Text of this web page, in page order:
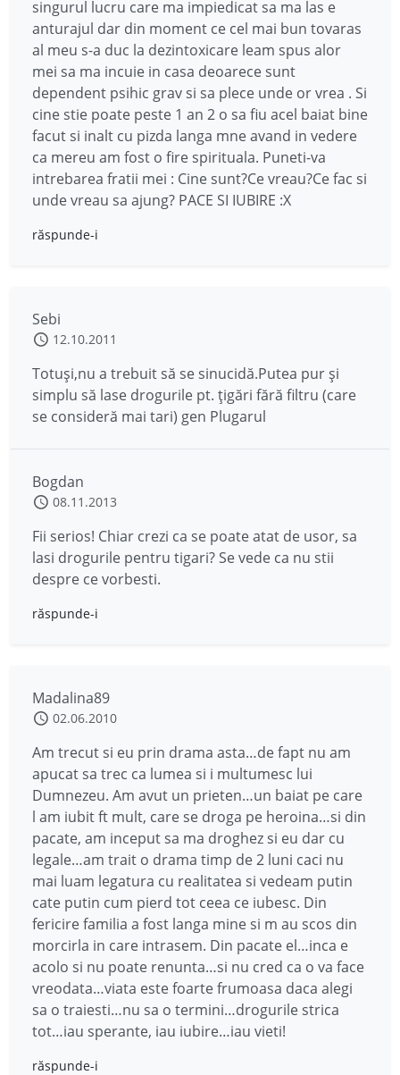
singurul lucru care ma impiedicat sa ma las e
anturajul dar din moment ce cel mai bun tovaras
al meu s-a duc la dezintoxicare leam spus alor
mei sa ma incuie in casa deoarece sunt
dependent psihic grav si sa plece unde or vrea . Si
cine stie poate peste 1 an 2 o sa fiu acel baiat bine
facut si inalt cu pizda langa mne avand in vedere
ca mereu am fost o fire spirituala. Puneti-va
intrebarea fratii mei : Cine sunt?Ce vreau?Ce fac si
unde vreau sa ajung? PACE SI IUBIRE :X
răspunde-i
Sebi
12.10.2011
Totuşi,nu a trebuit să se sinucidă.Putea pur şi
simplu să lase drogurile pt. ţigări fără filtru (care
se consideră mai tari) gen Plugarul
Bogdan
08.11.2013
Fii serios! Chiar crezi ca se poate atat de usor, sa
lasi drogurile pentru tigari? Se vede ca nu stii
despre ce vorbesti.
răspunde-i
Madalina89
02.06.2010
Am trecut si eu prin drama asta…de fapt nu am
apucat sa trec ca lumea si i multumesc lui
Dumnezeu. Am avut un prieten…un baiat pe care
l am iubit ft mult, care se droga pe heroina…si din
pacate, am inceput sa ma droghez si eu dar cu
legale…am trait o drama timp de 2 luni caci nu
mai luam legatura cu realitatea si vedeam putin
cate putin cum pierd tot ceea ce iubesc. Din
fericire familia a fost langa mine si m au scos din
morcirla in care intrasem. Din pacate el…inca e
acolo si nu poate renunta…si nu cred ca o va face
vreodata…viata este foarte frumoasa daca alegi
sa o traiesti…nu sa o termini…drogurile strica
tot…iau sperante, iau iubire…iau vieti!
răspunde-i